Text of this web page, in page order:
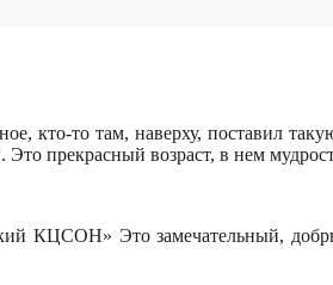
кто-то там, наверху, поставил
прекрасный возраст, в нем
КЦСОН» Это замечательный,